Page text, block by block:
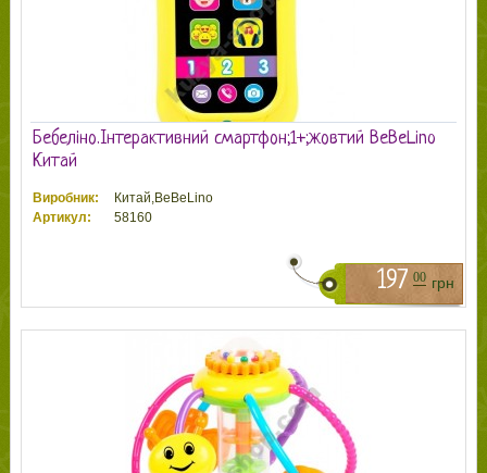
Бебеліно.Інтерактивний смартфон;1+;жовтий BeBeLino
Китай
Виробник:
Китай,BeBeLino
Артикул:
58160
197 00 грн